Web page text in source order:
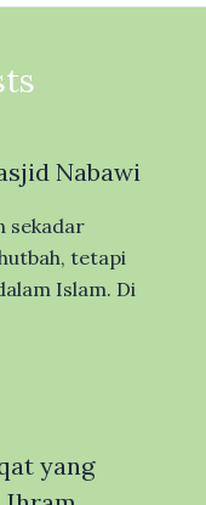
Nabawi
sekadar
tetapi
Islam. Di
yang